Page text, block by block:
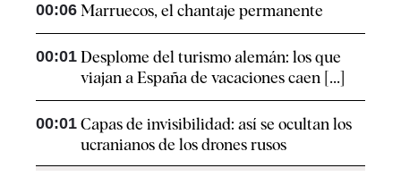
00:06 Marruecos, el chantaje permanente
00:01 Desplome del turismo alemán: los que
viajan a España de vacaciones caen [...]
00:01 Capas de invisibilidad: así se ocultan los
ucranianos de los drones rusos